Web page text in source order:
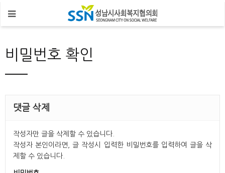
비밀번호 확인
댓글 삭제
작성자만 글을 삭제할 수 있습니다.
작성자 본인이라면, 글 작성시 입력한 비밀번호를 입력하여 글을 삭
제할 수 있습니다.